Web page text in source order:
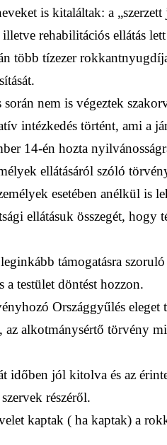
is kitaláltak: a
rehabilitációs ellátás
több tízezer
nem is végeztek
intézkedés történt, ami a
14-én hozta
ellátásáról szóló
esetében anélkül is
ellátásuk összegét,
támogatásra
testület döntést hozzon.
Országgyűlés
alkotmánysértő törvény
időben jól kitolva és az
részéről.
kaptak ( ha kaptak) a